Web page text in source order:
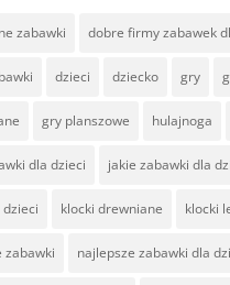
zabawki dobre firmy zabawek
dzieci dziecko gry
gry planszowe hulajnoga
dla dzieci jakie zabawki dla
klocki drewniane klocki
zabawki najlepsze zabawki dla